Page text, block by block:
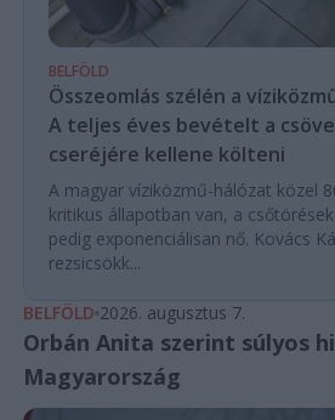
BELFÖLD
Összeomlás szélén a
A teljes éves bevételt a
cseréjére kellene költeni
A magyar víziközmű-hálózat közel
kritikus állapotban van, a
pedig exponenciálisan nő. Kovács
rezsicsökk...
BELFÖLD 2026. augusztus 7.
Orbán Anita szerint súlyos
Magyarország